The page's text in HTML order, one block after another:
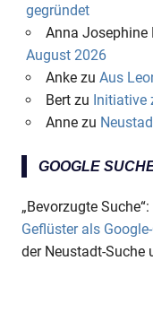
gegründet
Anna Josephine
August 2026
Ankezu Aus
Bertzu Initiative
Annezu
GOOGLE
„Bevorzugte
Geflüster als
der Neustadt-Suche